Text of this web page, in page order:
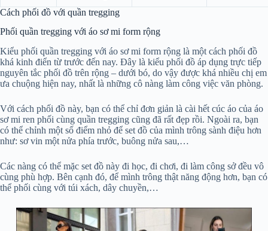
Cách phối đồ với quần tregging
Phối quần tregging với áo sơ mi form rộng
Kiểu phối quần tregging với áo sơ mi form rộng là một cách phối đồ
khá kinh điển từ trước đến nay. Đây là kiểu phối đồ áp dụng trực tiếp
nguyên tắc phối đồ trên rộng – dưới bó, do vậy được khá nhiều chị em
ưa chuộng hiện nay, nhất là những cô nàng làm công việc văn phòng.
Với cách phối đồ này, bạn có thể chỉ đơn giản là cài hết cúc áo của áo
sơ mi ren phối cùng quần tregging cũng đã rất đẹp rồi. Ngoài ra, bạn
có thể chỉnh một số điểm nhỏ để set đồ của mình trông sành điệu hơn
như: sơ vin một nửa phía trước, buông nửa sau,…
Các nàng có thể mặc set đồ này đi học, đi chơi, đi làm công sở đều vô
cùng phù hợp. Bên cạnh đó, để mình trông thật năng động hơn, bạn có
thể phối cùng với túi xách, dây chuyền,…